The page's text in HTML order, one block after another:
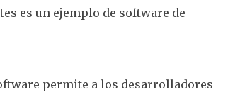
es un ejemplo de software de
permite a los desarrolladores